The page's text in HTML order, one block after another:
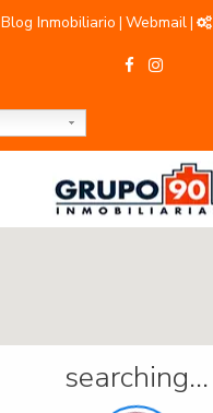
Blog Inmobiliario | Webmail|
searching...